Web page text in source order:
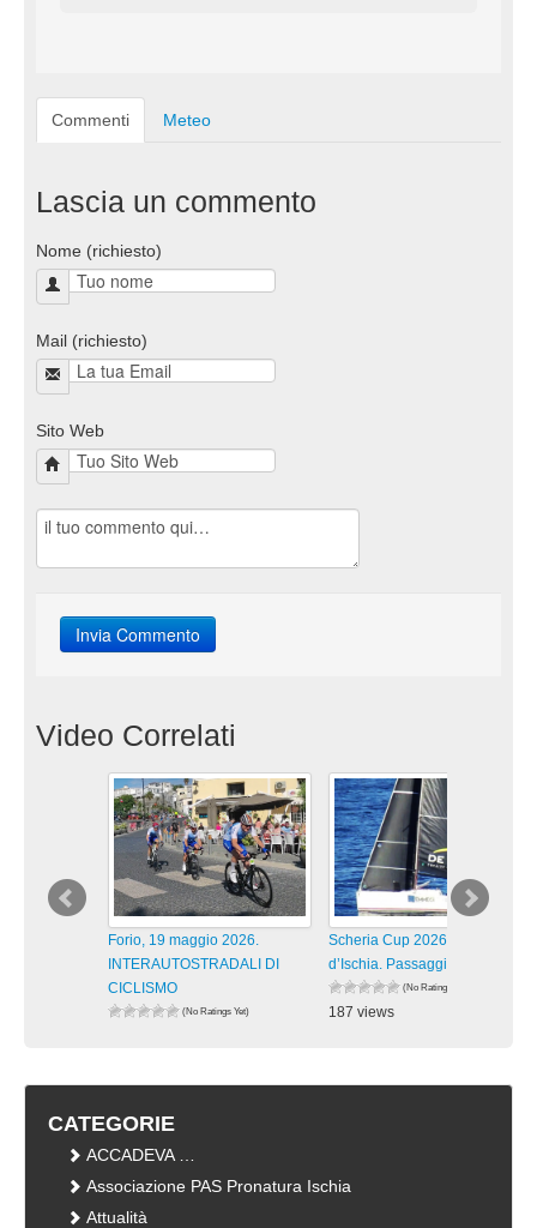
Commenti Meteo
Lascia un commento
Nome (richiesto)
Mail (richiesto)
Sito Web
Video Correlati
Forio, 19 maggio 2026.
INTERAUTOSTRADALI DI
CICLISMO
(No Ratings Yet)
Scheria Cup 2026 Isola
d’Ischia. Passaggi lungo la
(No Ratings Yet)
187 views
CATEGORIE
ACCADEVA …
Associazione PAS Pronatura Ischia
Attualità